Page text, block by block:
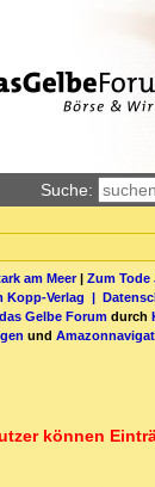
Suche:
am Meer| Zum Tode
Kopp-Verlag |
Gelbe Forum durch
und
können